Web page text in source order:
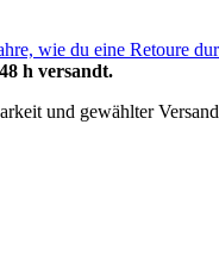
wie du eine Retoure
h versandt.
und gewählter